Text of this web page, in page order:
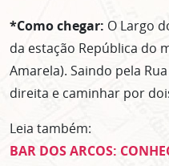
*Como chegar: O Largo
da estação República do
Amarela). Saindo pela
direita e caminhar por
Leia também:
BAR DOS ARCOS: